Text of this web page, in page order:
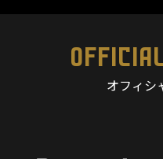
オフィシ